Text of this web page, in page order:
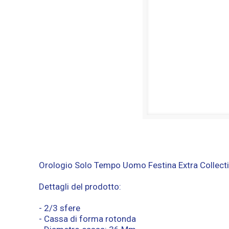
Orologio Solo Tempo Uomo Festina Extra
Dettagli del prodotto:
- 2/3 sfere
- Cassa di forma rotonda